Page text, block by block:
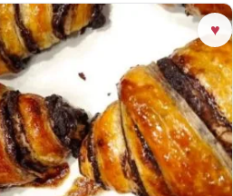
♥